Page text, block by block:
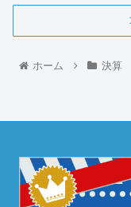
ホーム 決算